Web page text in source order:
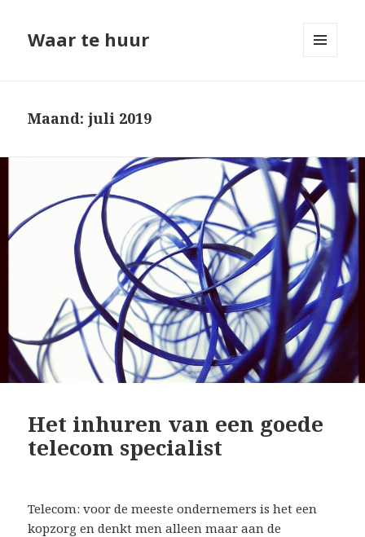
Waar te huur
Maand: juli 2019
Het inhuren van een goede
telecom specialist
Telecom: voor de meeste ondernemers is het een
kopzorg en denkt men alleen maar aan de